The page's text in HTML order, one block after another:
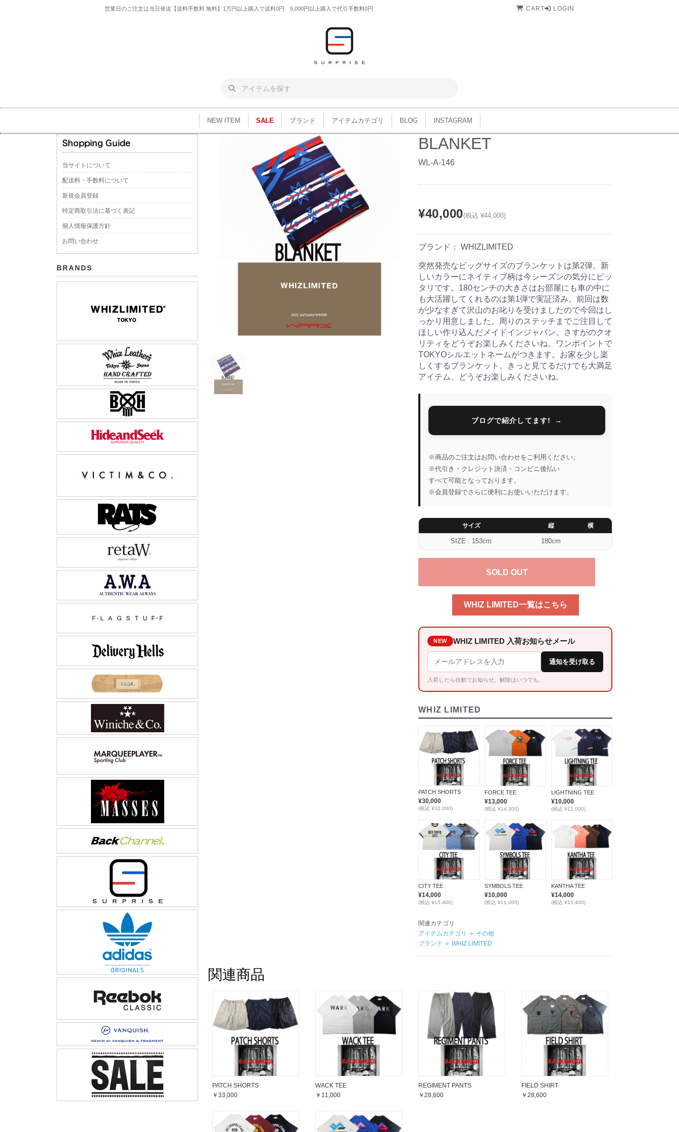
営業日のご注文は当日発送【送料手数料 無料】1万円以上購入で送料0円 5,000円以上購入で代引手数料0円 CART LOGIN
NEW ITEM SALE ブランド アイテムカテゴリ BLOG INSTAGRAM
当サイトについて
配送料・手数料について
新規会員登録
特定商取引法に基づく表記
個人情報保護方針
お問い合わせ
BRANDS
BLANKET
WL-A-146
¥40,000(税込 ¥44,000)
ブランド： WHIZLIMITED
突然発売なビッグサイズのブランケットは第2弾。新
しいカラーにネイティブ柄は今シーズンの気分にピッ
タリです。180センチの大きさはお部屋にも車の中に
も大活躍してくれるのは第1弾で実証済み。前回は数
が少なすぎて沢山のお叱りを受けましたので今回はし
っかり用意しました。周りのステッチまでご注目して
ほしい作り込んだメイドインジャパン。さすがのクオ
リティをどうぞお楽しみくださいね。ワンポイントで
TOKYOシルエットネームがつきます。お家を少し楽
しくするブランケット。きっと見てるだけでも大満足
アイテム、どうぞお楽しみくださいね。
ブログで紹介してます!
※商品のご注文はお問い合わせをご利用ください。
※代引き・クレジット決済・コンビニ後払い
すべて可能となっております。
※会員登録でさらに便利にお使いいただけます。
サイズ 縦 横
SIZE : 153cm 180cm
SOLD OUT
WHIZ LIMITED一覧はこちら
NEW WHIZ LIMITED 入荷お知らせメール
通知を受け取る
入荷したら自動でお知らせ。解除はいつでも。
WHIZ LIMITED
PATCH SHORTS
¥30,000
(税込 ¥33,000)
FORCE TEE
¥13,000
(税込 ¥14,300)
LIGHTNING TEE
¥10,000
(税込 ¥11,000)
CITY TEE
¥14,000
(税込 ¥15,400)
SYMBOLS TEE
¥10,000
(税込 ¥11,000)
KANTHA TEE
¥14,000
(税込 ¥15,400)
関連カテゴリ
アイテムカテゴリ
＞ その他
ブランド ＞ WHIZ LIMITED
関連商品
PATCH SHORTS
￥33,000
WACK TEE
￥11,000
REGIMENT PANTS
￥28,600
FIELD SHIRT
￥28,600